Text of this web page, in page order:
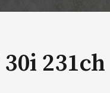
30i 231ch